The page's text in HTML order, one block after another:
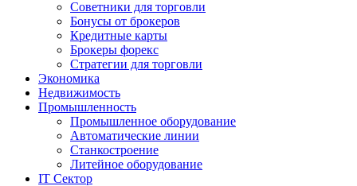
Советники для торговли
Бонусы от брокеров
Кредитные карты
Брокеры форекс
Стратегии для торговли
Экономика
Недвижимость
Промышленность
Промышленное оборудование
Автоматические линии
Станкостроение
Литейное оборудование
IT Сектор